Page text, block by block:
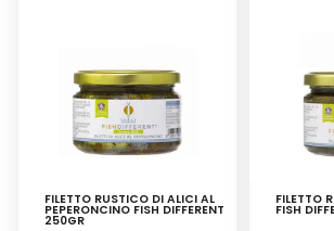
FILETTO RUSTICO DI ALICI AL
PEPERONCINO FISH DIFFERENT
250GR
FILETTO
FISH